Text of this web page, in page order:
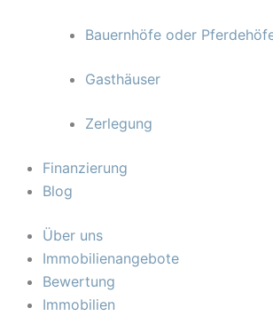
Bauernhöfe oder
Gasthäuser
Zerlegung
Finanzierung
Blog
Über uns
Immobilienangebote
Bewertung
Immobilien